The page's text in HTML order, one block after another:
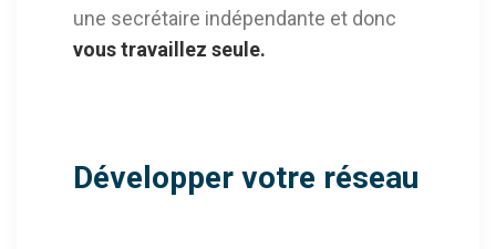
une secrétaire indépendante et donc
vous travaillez seule.
Développer votre réseau